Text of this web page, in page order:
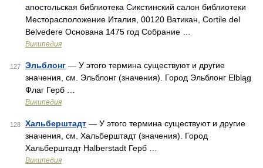
апостольская библиотека Сикстинский салон библиотеки
Месторасположение Италия, 00120 Ватикан, Cortile del
Belvedere Основана 1475 год Собрание …
Википедия
127 Эльблонг — У этого термина существуют и другие
значения, см. Эльблонг (значения). Город Эльблонг Elbląg
Флаг Герб …
Википедия
128 Хальберштадт — У этого термина существуют и другие
значения, см. Хальберштадт (значения). Город
Хальберштадт Halberstadt Герб …
Википедия